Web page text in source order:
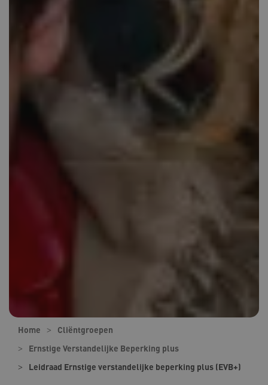
Home
Cliëntgroepen
Ernstige Verstandelijke Beperking plus
Leidraad Ernstige verstandelijke beperking plus (EVB+)